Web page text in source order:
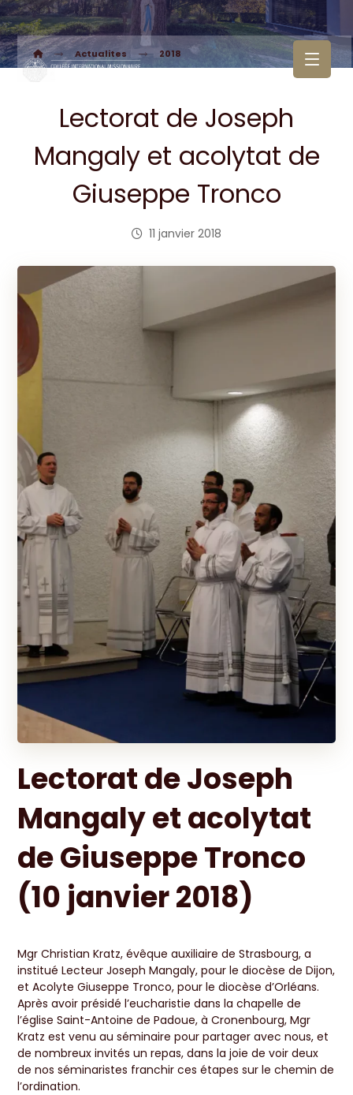
Actualites 2018
Lectorat de Joseph
Mangaly et acolytat de
Giuseppe Tronco
11 janvier 2018
Lectorat de Joseph
Mangaly et acolytat
de Giuseppe Tronco
(10 janvier 2018)
Mgr Christian Kratz, évêque auxiliaire de Strasbourg, a
institué Lecteur Joseph Mangaly, pour le diocèse de Dijon,
et Acolyte Giuseppe Tronco, pour le diocèse d’Orléans.
Après avoir présidé l’eucharistie dans la chapelle de
l’église Saint-Antoine de Padoue, à Cronenbourg, Mgr
Kratz est venu au séminaire pour partager avec nous, et
de nombreux invités un repas, dans la joie de voir deux
de nos séminaristes franchir ces étapes sur le chemin de
l’ordination.